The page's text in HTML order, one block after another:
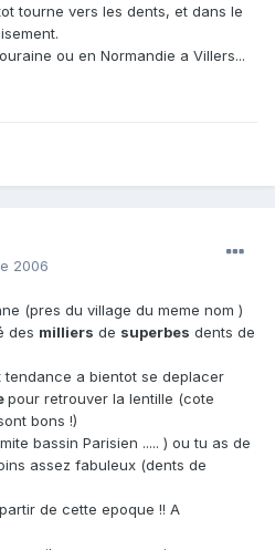
tourne vers les dents, et dans le
ou en Normandie a Villers...
2006
(pres du village du meme nom )
des milliers de superbes dents de
a bientot se deplacer
pour retrouver la lentille (cote
bons !)
bassin Parisien ..... ) ou tu as de
assez fabuleux (dents de
de cette epoque !! A